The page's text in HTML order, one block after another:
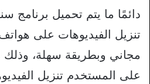
دائمًا ما يتم تحميل برنامج
تنزيل الفيديوهات على
مجاني وبطريقة سهلة، وذلك
على المستخدم تنزيل